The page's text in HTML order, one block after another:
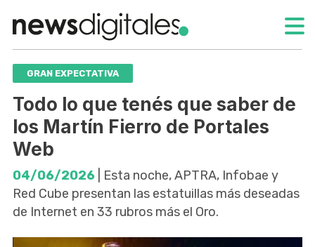
GRAN EXPECTATIVA
Todo lo que tenés que saber de
los Martín Fierro de Portales
Web
04/06/2026 | Esta noche, APTRA, Infobae y
Red Cube presentan las estatuillas más deseadas
de Internet en 33 rubros más el Oro.